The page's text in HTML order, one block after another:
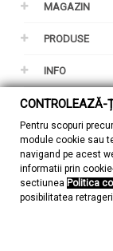
MAGAZIN
PRODUSE
INFO
CONTUL TAU
GDPR
CONTROLEAZĂ-
Pentru scopuri
module cookie sau
navigand pe acest
informatii prin
sectiunea Politica
posibilitatea